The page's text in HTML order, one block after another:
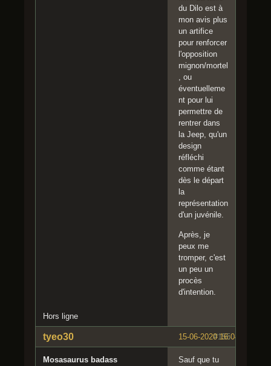
du Dilo est à
mon avis plus
un artifice
pour renforcer
l'opposition
mignon/mortel
, ou
éventuelleme
nt pour lui
permettre de
rentrer dans
la Jeep, qu'un
design
réfléchi
comme étant
dès le départ
la
représentation
d'un juvénile.
Après, je
peux me
tromper, c'est
un peu un
procès
d'intention.
Hors ligne
#155
15-06-2020 16:04:50
tyeo30
Mosasaurus badass
Sauf que tu